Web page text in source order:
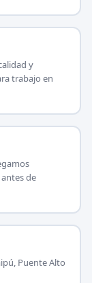
y
trabajo en
de
Puente Alto